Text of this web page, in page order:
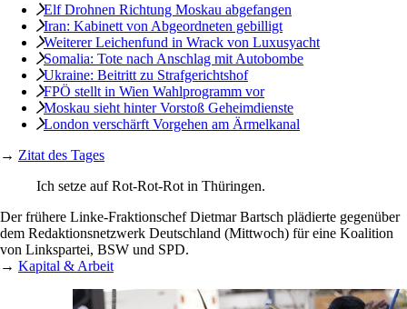
Elf Drohnen Richtung Moskau abgefangen
Iran: Kabinett von Abgeordneten gebilligt
Weiterer Leichenfund in Wrack von Luxusyacht
Somalia: Tote nach Anschlag mit Autobombe
Ukraine: Beitritt zu Strafgerichtshof
FPÖ stellt in Wien Wahlprogramm vor
Moskau sieht hinter Vorstoß Geheimdienste
London verschärft Vorgehen am Ärmelkanal
→ Zitat des Tages
Ich setze auf Rot-Rot-Rot in Thüringen.
Der frühere Linke-Fraktionschef Dietmar Bartsch plädierte gegenüber
dem Redaktionsnetzwerk Deutschland (Mittwoch) für eine Koalition
von Linkspartei, BSW und SPD.
→ Kapital & Arbeit